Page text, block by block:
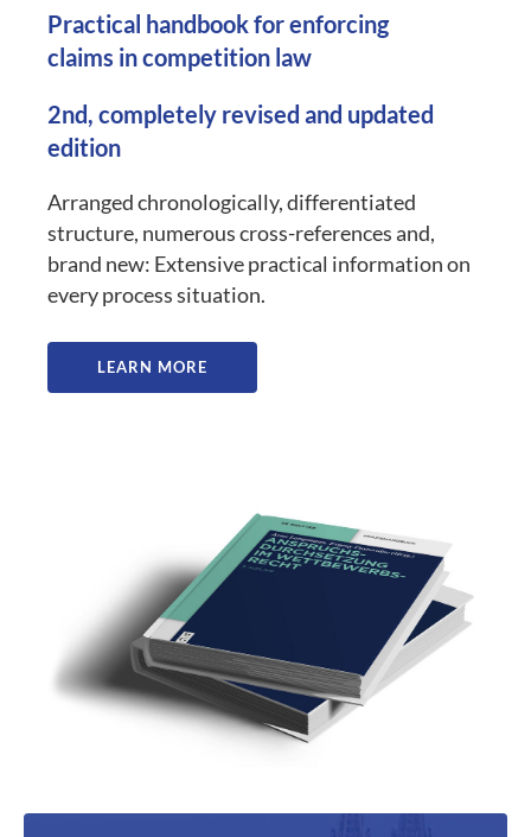
Practical handbook for enforcing
claims in competition law
2nd, completely revised and updated
edition
Arranged chronologically, differentiated
structure, numerous cross-references and,
brand new: Extensive practical information on
every process situation.
LEARN MORE